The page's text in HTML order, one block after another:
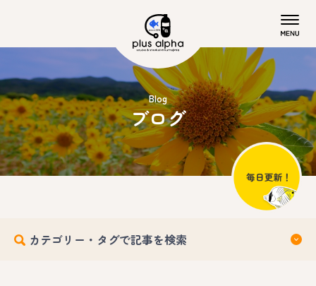
Blog
ブログ
カテゴリー・タグで記事を検索